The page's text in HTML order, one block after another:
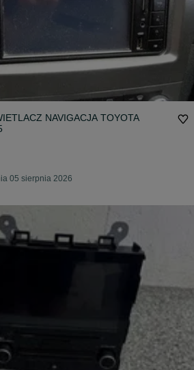
NAVIGACJA TOYOTA
05 sierpnia 2026